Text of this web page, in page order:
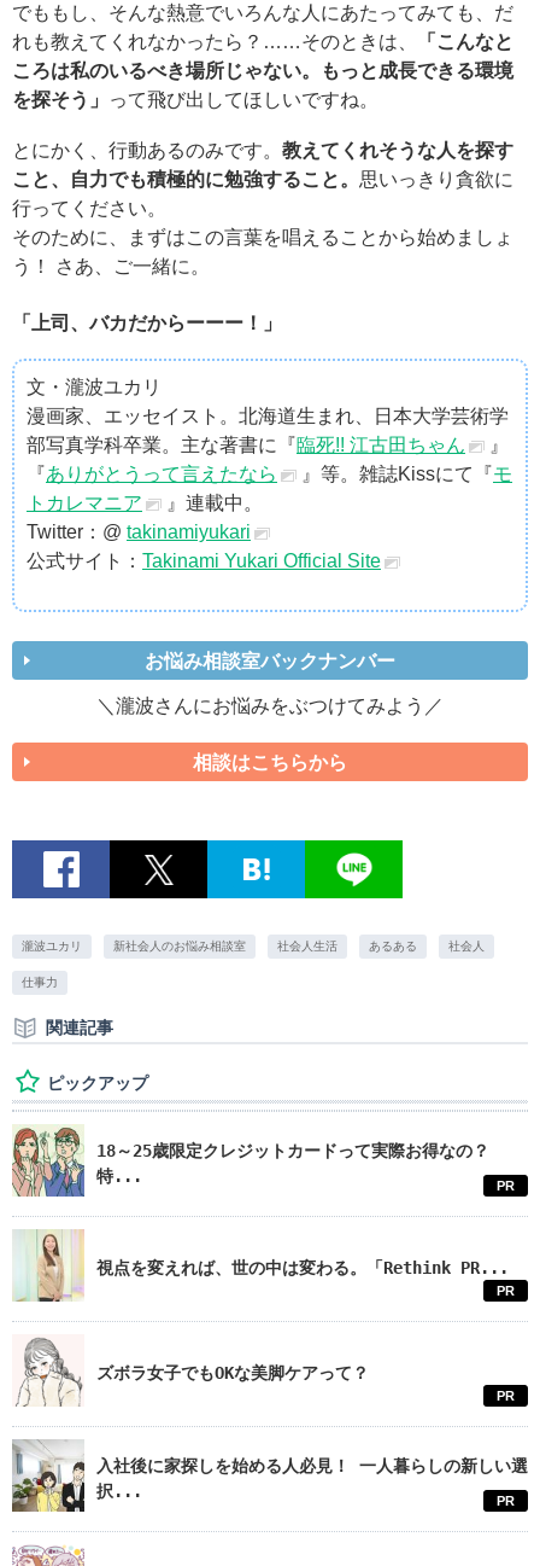
でももし、そんな熱意でいろんな人にあたってみても、だ
れも教えてくれなかったら？……そのときは、
「こんなと
ころは私のいるべき場所じゃない。もっと成長できる環境
を探そう」
って飛び出してほしいですね。
とにかく、行動あるのみです。 教えてくれそうな人を探す
こと、自力でも積極的に勉強すること。 思いっきり貪欲に
行ってください。
そのために、まずはこの言葉を唱えることから始めましょ
う！ さあ、ご一緒に。
「上司、バカだからーーー！」
文・瀧波ユカリ
漫画家、エッセイスト。北海道生まれ、日本大学芸術学
部写真学科卒業。主な著書に『臨死!! 江古田ちゃん
』
『ありがとうって言えたなら 』等。雑誌Kissにて『モ
トカレマニア
』連載中。
Twitter：@ takinamiyukari
公式サイト： Takinami Yukari Official Site
お悩み相談室バックナンバー
＼瀧波さんにお悩みをぶつけてみよう／
相談はこちらから
瀧波ユカリ 新社会人のお悩み相談室 社会人生活 あるある 社会人
仕事力
関連記事
ピックアップ
18～25歳限定クレジットカードって実際お得なの？
特...
PR
視点を変えれば、世の中は変わる。「Rethink PR...
PR
ズボラ女子でもOKな美脚ケアって？
PR
入社後に家探しを始める人必見！ 一人暮らしの新しい選
択...
PR